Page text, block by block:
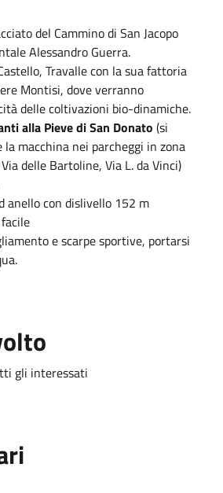
del Cammino di San Jacopo
Alessandro Guerra.
Travalle con la sua fattoria
Montisi, dove verranno
delle coltivazioni bio-dinamiche.
alla Pieve di San Donato (si
la macchina nei parcheggi in zona
delle Bartoline, Via L. da Vinci)
anello con dislivello 152 m
e scarpe sportive, portarsi
gli interessati